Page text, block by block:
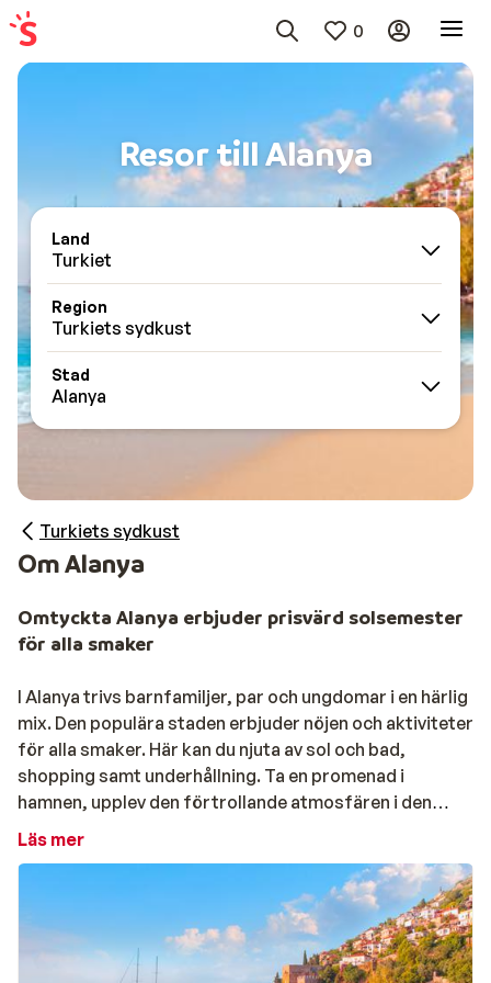
0
Resor till Alanya
Land
Turkiet
Region
Turkiets sydkust
Stad
Alanya
Turkiets sydkust
Om Alanya
Omtyckta Alanya erbjuder prisvärd solsemester
för alla smaker
I Alanya trivs barnfamiljer, par och ungdomar i en härlig
mix. Den populära staden erbjuder nöjen och aktiviteter
för alla smaker. Här kan du njuta av sol och bad,
shopping samt underhållning. Ta en promenad i
hamnen, upplev den förtrollande atmosfären i den
gamla stadsdelen, eller dansa hela natten lång. Om du
hamnen, där restauranger, barer och ett pulserande
nattliv väntar. För barnfamiljer är lugna Konakli perfekt,
med högklassiga all inclusive-hotell som har roliga
vattenrutschkanor och stora pooler.
Läs mer